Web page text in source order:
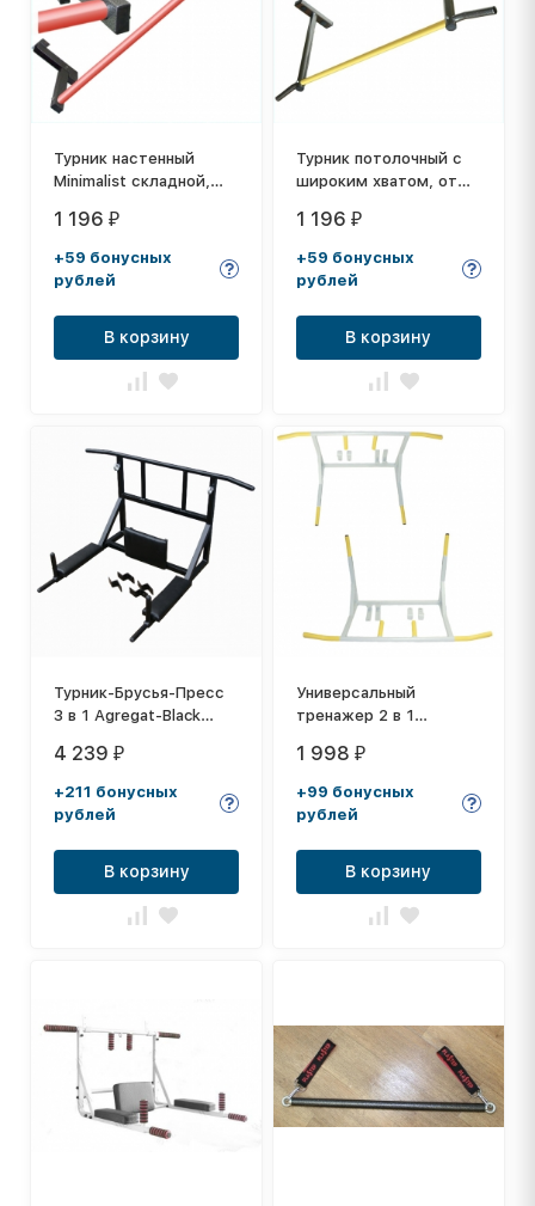
Турник настенный
Minimalist складной,
антискользящее
покрытие Красное
1 196₽
+59 бонусных
рублей
В корзину
Турник потолочный с
широким хватом, от
потолка 73 см, цвет
перекладины Желтый
1 196₽
+59 бонусных
рублей
В корзину
Турник-Брусья-Пресс
3 в 1 Agregat-Black
(чёрный)
4 239₽
+211 бонусных
рублей
В корзину
Универсальный
тренажер 2 в 1
брусья, перекидной,
настенный
1 998₽
+99 бонусных
рублей
В корзину